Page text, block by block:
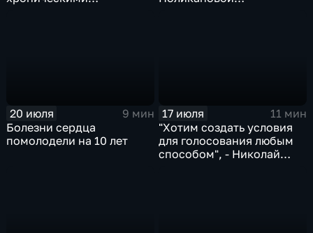
20 июля
9 мин
Болезни сердца
помолодели на 10 лет
17 июля
11 мин
"Хотим создать условия
для голосования любым
способом", - Николай